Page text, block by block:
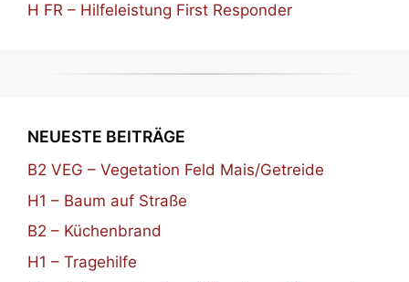
H FR – Hilfeleistung First Responder
NEUESTE BEITRÄGE
B2 VEG – Vegetation Feld Mais/Getreide
H1 – Baum auf Straße
B2 – Küchenbrand
H1 – Tragehilfe